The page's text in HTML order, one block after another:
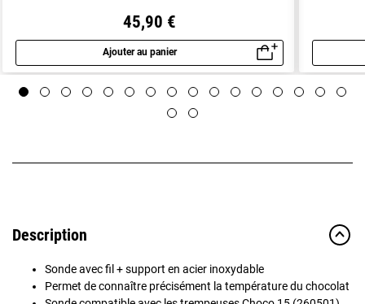
45,90 €
Ajouter au panier
Aperçu rapide
Description
Sonde avec fil + support en acier inoxydable
Permet de connaître précisément la température du chocolat